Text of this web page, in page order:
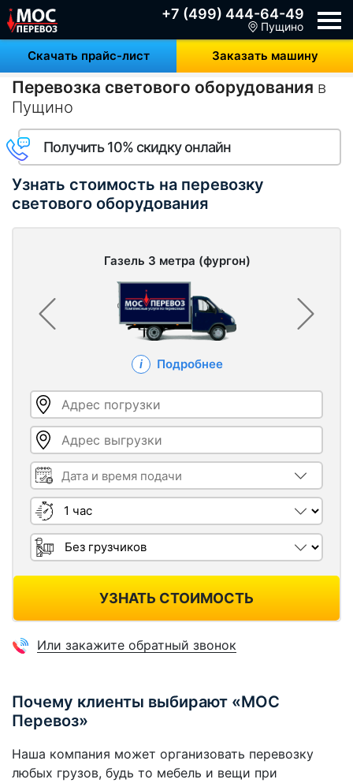
+7 (499) 444-64-49
Скачать прайс-лист Заказать машину
Пущино
Перевозка светового оборудования в
Пущино
Получить 10% скидку онлайн
Узнать стоимость на перевозку
светового оборудования
Газель 3 метра (фургон)
Подробнее
Адрес погрузки
Адрес выгрузки
Дата и время подачи
Длительность
Грузчики
УЗНАТЬ СТОИМОСТЬ
Или закажите обратный звонок
Почему клиенты выбирают «МОС
Перевоз»
Наша компания может организовать перевозку
любых грузов, будь то мебель и вещи при